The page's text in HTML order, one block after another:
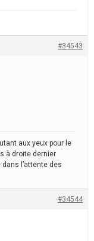
#34543
aux yeux pour le
à droite dernier
l’attente des
#34544